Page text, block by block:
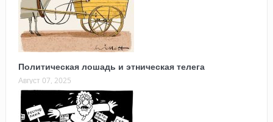
Политическая лошадь и этническая телега
Август 07, 2025